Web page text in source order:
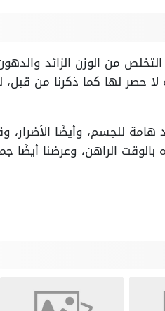
من الوزن الزائد
حصر لها كما ذكرنا من قبل،
للجسم، وأيضًا الأضرار،
الراهن، وعرضنا أيضًا